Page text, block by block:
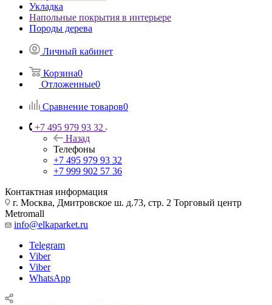
Укладка
Напольные покрытия в интерьере
Породы дерева
Личный кабинет
Корзина0
Отложенные0
Сравнение товаров0
+7 495 979 93 32
Назад
Телефоны
+7 495 979 93 32
+7 999 902 57 36
Контактная информация
г. Москва, Дмитровское ш. д.73, стр. 2 Торговый центр
Metromall
info@elkaparket.ru
Telegram
Viber
Viber
WhatsApp